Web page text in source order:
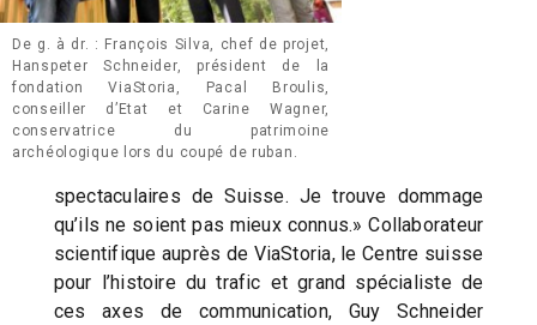
De g. à dr. : François Silva, chef de projet,
Hanspeter Schneider, président de la
fondation ViaStoria, Pacal Broulis,
conseiller d’Etat et Carine Wagner,
conservatrice du patrimoine
archéologique lors du coupé de ruban.
spectaculaires de Suisse. Je trouve dommage
qu’ils ne soient pas mieux connus.» Collaborateur
scientifique auprès de ViaStoria, le Centre suisse
pour l’histoire du trafic et grand spécialiste de
ces axes de communication, Guy Schneider